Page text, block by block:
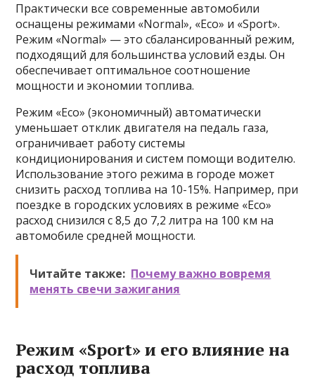
Практически все современные автомобили
оснащены режимами «Normal», «Eco» и «Sport».
Режим «Normal» — это сбалансированный режим,
подходящий для большинства условий езды. Он
обеспечивает оптимальное соотношение
мощности и экономии топлива.
Режим «Eco» (экономичный) автоматически
уменьшает отклик двигателя на педаль газа,
ограничивает работу системы
кондиционирования и систем помощи водителю.
Использование этого режима в городе может
снизить расход топлива на 10-15%. Например, при
поездке в городских условиях в режиме «Eco»
расход снизился с 8,5 до 7,2 литра на 100 км на
автомобиле средней мощности.
Читайте также: Почему важно вовремя
менять свечи зажигания
Режим «Sport» и его влияние на
расход топлива